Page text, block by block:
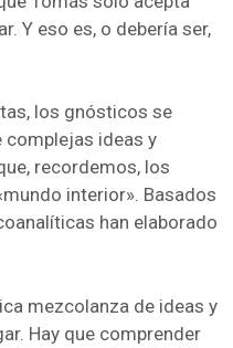
Y eso es, o debería ser,
los gnósticos se
ideas y
recordemos, los
interior». Basados
han elaborado
mezcolanza de ideas y
Hay que comprender